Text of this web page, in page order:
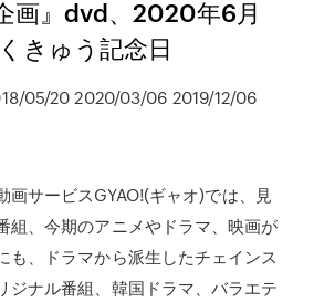
画』dvd、2020年6月
きゅう記念日
05/20 2020/03/06 2019/12/06
画サービスGYAO!(ギャオ)では、見
組、今期のアニメやドラマ、映画が
も、ドラマから派生したチェインス
ジナル番組、韓国ドラマ、バラエテ